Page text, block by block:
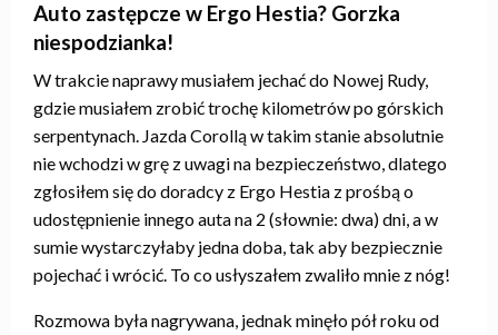
Auto zastępcze w Ergo Hestia? Gorzka
niespodzianka!
W trakcie naprawy musiałem jechać do Nowej Rudy,
gdzie musiałem zrobić trochę kilometrów po górskich
serpentynach. Jazda Corollą w takim stanie absolutnie
nie wchodzi w grę z uwagi na bezpieczeństwo, dlatego
zgłosiłem się do doradcy z Ergo Hestia z prośbą o
udostępnienie innego auta na 2 (słownie: dwa) dni, a w
sumie wystarczyłaby jedna doba, tak aby bezpiecznie
pojechać i wrócić. To co usłyszałem zwaliło mnie z nóg!
Rozmowa była nagrywana, jednak minęło pół roku od